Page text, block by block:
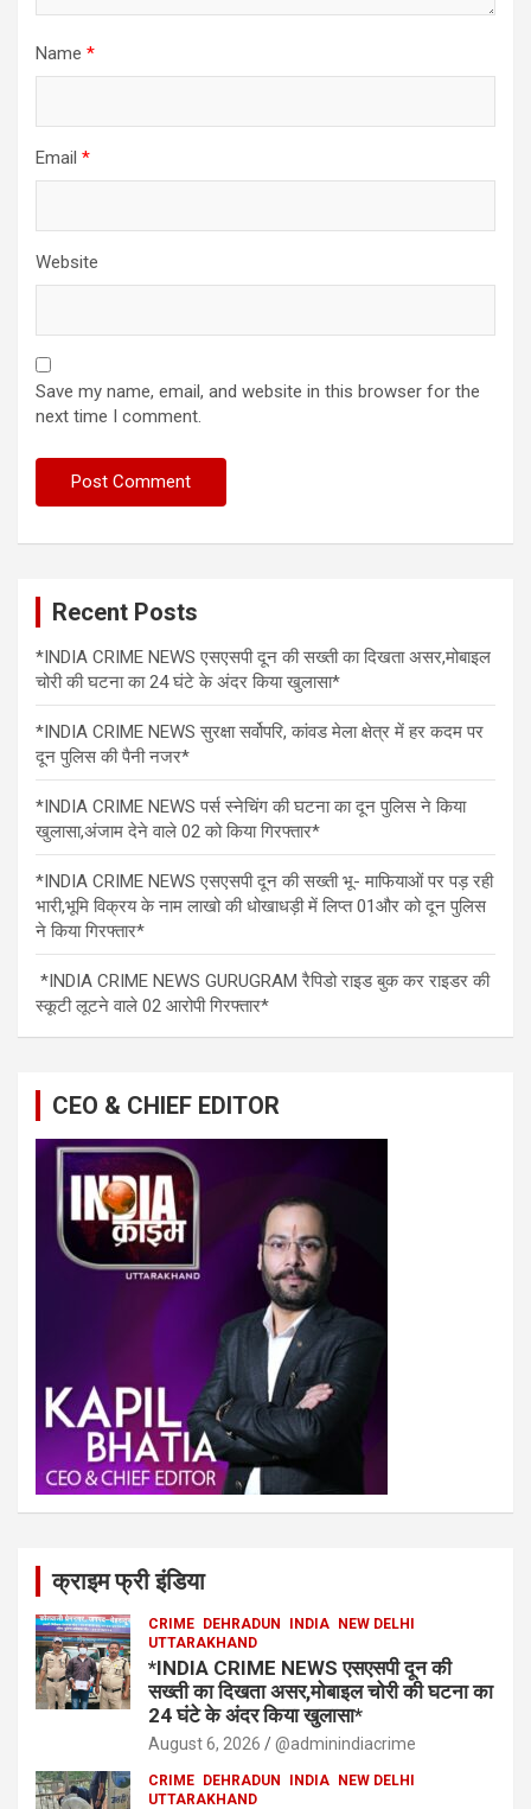
Name *
Email *
Website
Save my name, email, and website in this browser for the
next time I comment.
Recent Posts
*INDIA CRIME NEWS एसएसपी दून की सख्ती का दिखता असर,मोबाइल
चोरी की घटना का 24 घंटे के अंदर किया खुलासा*
*INDIA CRIME NEWS सुरक्षा सर्वोपरि, कांवड मेला क्षेत्र में हर कदम पर
दून पुलिस की पैनी नजर*
*INDIA CRIME NEWS पर्स स्नेचिंग की घटना का दून पुलिस ने किया
खुलासा,अंजाम देने वाले 02 को किया गिरफ्तार*
*INDIA CRIME NEWS एसएसपी दून की सख्ती भू- माफियाओं पर पड़ रही
भारी,भूमि विक्रय के नाम लाखो की धोखाधड़ी में लिप्त 01और को दून पुलिस
ने किया गिरफ्तार*
*INDIA CRIME NEWS GURUGRAM रैपिडो राइड बुक कर राइडर की
स्कूटी लूटने वाले 02 आरोपी गिरफ्तार*
CEO & CHIEF EDITOR
क्राइम फ्री इंडिया
CRIME DEHRADUN INDIA NEW DELHI
UTTARAKHAND
*INDIA CRIME NEWS एसएसपी दून की
सख्ती का दिखता असर,मोबाइल चोरी की घटना का
24 घंटे के अंदर किया खुलासा*
August 6, 2026 @adminindiacrime
CRIME DEHRADUN INDIA NEW DELHI
UTTARAKHAND